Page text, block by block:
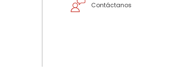
Contáctanos